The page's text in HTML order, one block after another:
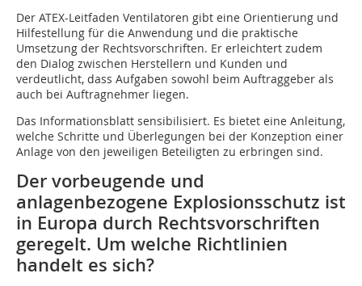
Der ATEX-Leitfaden Ventilatoren gibt eine Orientierung und
Hilfestellung für die Anwendung und die praktische
Umsetzung der Rechtsvorschriften. Er erleichtert zudem
den Dialog zwischen Herstellern und Kunden und
verdeutlicht, dass Aufgaben sowohl beim Auftraggeber als
auch bei Auftragnehmer liegen.
Das Informationsblatt sensibilisiert. Es bietet eine Anleitung,
welche Schritte und Überlegungen bei der Konzeption einer
Anlage von den jeweiligen Beteiligten zu erbringen sind.
Der vorbeugende und
anlagenbezogene Explosionsschutz ist
in Europa durch Rechtsvorschriften
geregelt. Um welche Richtlinien
handelt es sich?